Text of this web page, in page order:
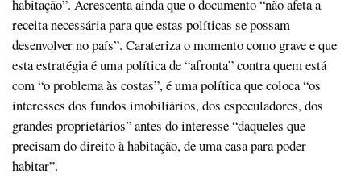
habitação”. Acrescenta ainda que o documento “não afeta a
receita necessária para que estas políticas se possam
desenvolver no país”. Carateriza o momento como grave e que
esta estratégia é uma política de “afronta” contra quem está
com “o problema às costas”, é uma política que coloca “os
interesses dos fundos imobiliários, dos especuladores, dos
grandes proprietários” antes do interesse “daqueles que
precisam do direito à habitação, de uma casa para poder
habitar”.